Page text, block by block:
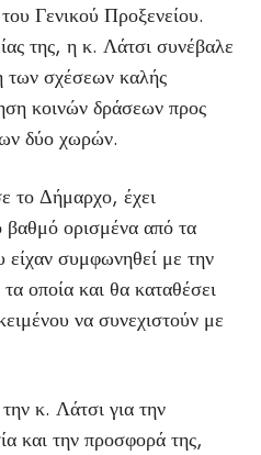
Γενικού Προξενείου.
της, η κ. Λάτσι συνέβαλε
των σχέσεων καλής
κοινών δράσεων προς
δύο χωρών.
το Δήμαρχο, έχει
ορισμένα από τα
είχαν συμφωνηθεί με την
οποία και θα καταθέσει
να συνεχιστούν με
κ. Λάτσι για την
και την προσφορά της,